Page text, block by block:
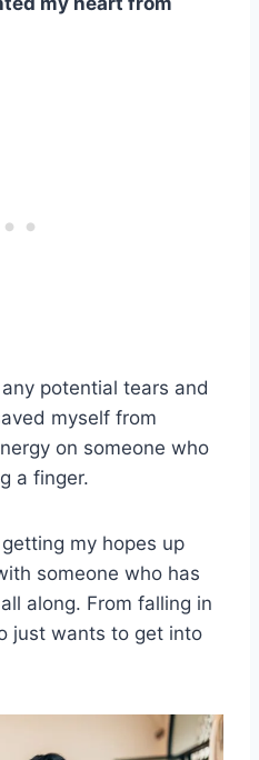
potential tears and
myself from
on someone who
a finger.
my hopes up
someone who has
along. From falling in
just wants to get into